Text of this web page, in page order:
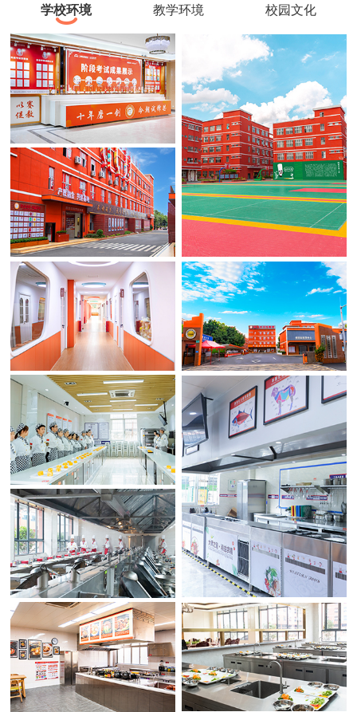
学校环境 教学环境 校园文化